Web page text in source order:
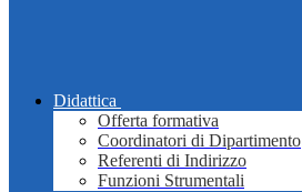
Didattica
Offerta formativa
Coordinatori di Dipartimento
Referenti di Indirizzo
Funzioni Strumentali